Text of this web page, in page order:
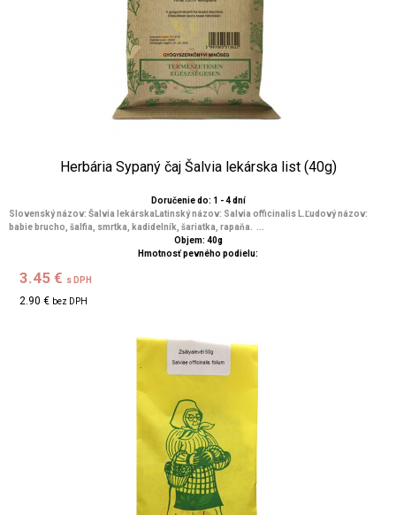
Herbária Sypaný čaj Šalvia lekárska list (40g)
Doručenie do: 1 - 4 dní
Slovenský názov: Šalvia lekárskaLatinský názov: Salvia officinalis L.Ľudový názov:
babie brucho, šalfia, smrtka, kadidelník, šariatka, rapaňa. ...
Objem: 40g
Hmotnosť pevného podielu:
3.45 € s DPH
2.90 € bez DPH